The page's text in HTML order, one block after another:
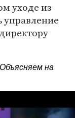
уходе из
управление
на